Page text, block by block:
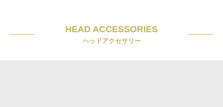
HEAD ACCESSORIES
ヘッドアクセサリー